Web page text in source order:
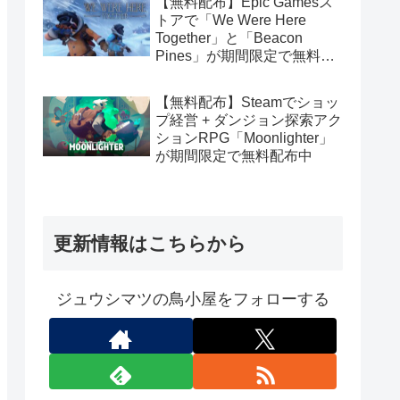
トアで「We Were Here
Together」と「Beacon
Pines」が期間限定で無料配
【無料配布】Steamでショッ
プ経営 + ダンジョン探索アク
ションRPG「Moonlighter」
が期間限定で無料配布中
更新情報はこちらから
ジュウシマツの鳥小屋をフォローする